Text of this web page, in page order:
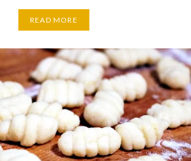
READ MORE